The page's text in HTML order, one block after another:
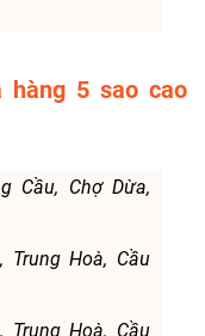
hàng 5 sao cao
Cầu, Chợ Dừa,
Trung Hoà, Cầu
Trung Hoà, Cầu